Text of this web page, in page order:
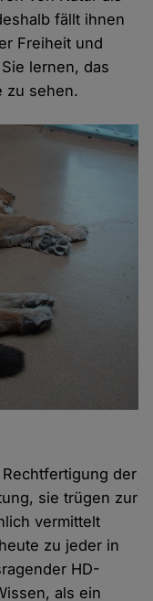
fällt ihnen
Freiheit und
lernen, das
zu sehen.
der
sie trügen zur
vermittelt
zu jeder in
HD-
als ein